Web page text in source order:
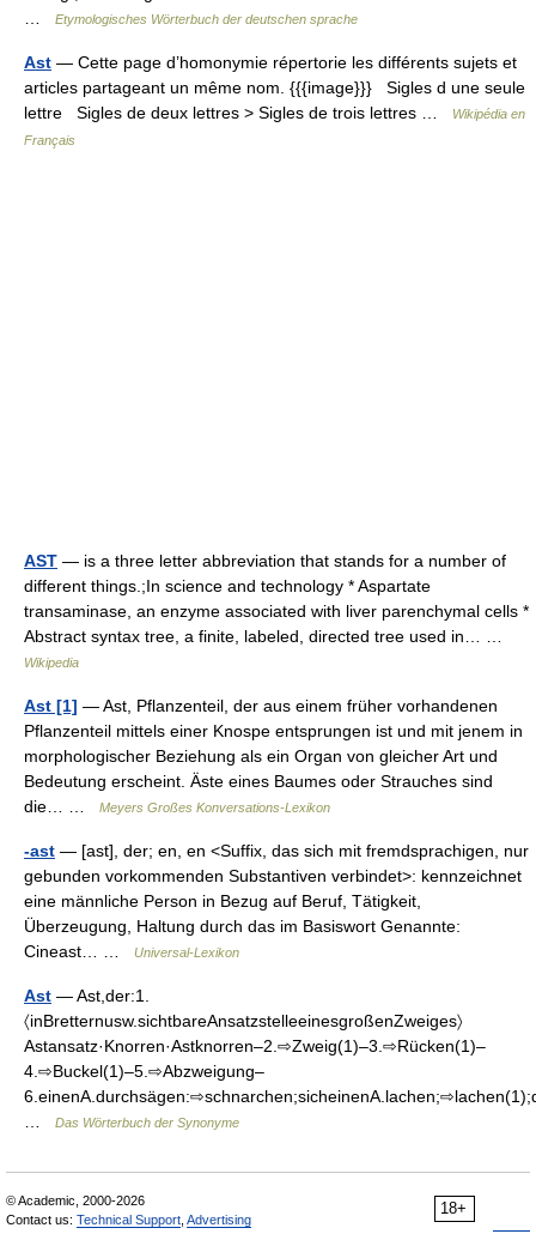
Etymologisches Wörterbuch der deutschen sprache
Ast — Cette page d’homonymie répertorie les différents sujets et
articles partageant un même nom. {{{image}}} Sigles d une seule
lettre Sigles de deux lettres > Sigles de trois lettres …
Wikipédia en
Français
AST — is a three letter abbreviation that stands for a number of
different things.;In science and technology * Aspartate
transaminase, an enzyme associated with liver parenchymal cells *
Abstract syntax tree, a finite, labeled, directed tree used in… …
Wikipedia
Ast [1] — Ast, Pflanzenteil, der aus einem früher vorhandenen
Pflanzenteil mittels einer Knospe entsprungen ist und mit jenem in
morphologischer Beziehung als ein Organ von gleicher Art und
Bedeutung erscheint. Äste eines Baumes oder Strauches sind
die… …
Meyers Großes Konversations-Lexikon
-ast — [ast], der; en, en <Suffix, das sich mit fremdsprachigen, nur
gebunden vorkommenden Substantiven verbindet>: kennzeichnet
eine männliche Person in Bezug auf Beruf, Tätigkeit,
Überzeugung, Haltung durch das im Basiswort Genannte:
Cineast… …
Universal-Lexikon
Ast — Ast,der:1.
〈inBretternusw.sichtbareAnsatzstelleeinesgroßenZweiges〉
Astansatz·Knorren·Astknorren–2.⇨Zweig(1)–3.⇨Rücken(1)–
4.⇨Buckel(1)–5.⇨Abzweigung–
Das Wörterbuch der Synonyme
18+
© Academic, 2000-2026
Contact us: Technical Support Advertising